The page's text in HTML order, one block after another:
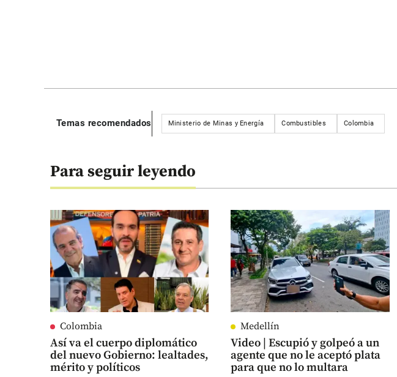
Temas recomendados Ministerio de Minas y Energía Combustibles Colombia
Para seguir leyendo
Colombia
Así va el cuerpo diplomático
del nuevo Gobierno: lealtades,
mérito y políticos
Medellín
Video | Escupió y golpeó a un
agente que no le aceptó plata
para que no lo multara